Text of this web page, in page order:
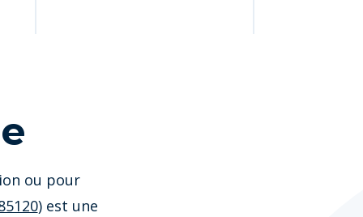
ou pour
) est une